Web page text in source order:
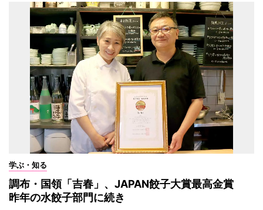
学ぶ・知る
調布・国領「吉春」、JAPAN餃子大賞最高金賞
昨年の水餃子部門に続き